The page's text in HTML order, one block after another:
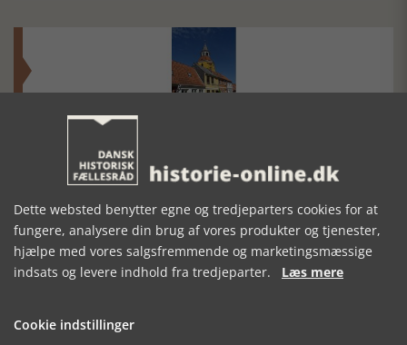
FOBURGH Faaborg Internationale Historie Festival 2026 30.
oktober - 1. november 2026
Historiens Aktører 79 - John Reed
Dette websted benytter egne og tredjeparters cookies for at
fungere, analysere din brug af vores produkter og tjenester,
hjælpe med vores salgsfremmende og marketingsmæssige
indsats og levere indhold fra tredjeparter. Læs mere
Cookie indstillinger